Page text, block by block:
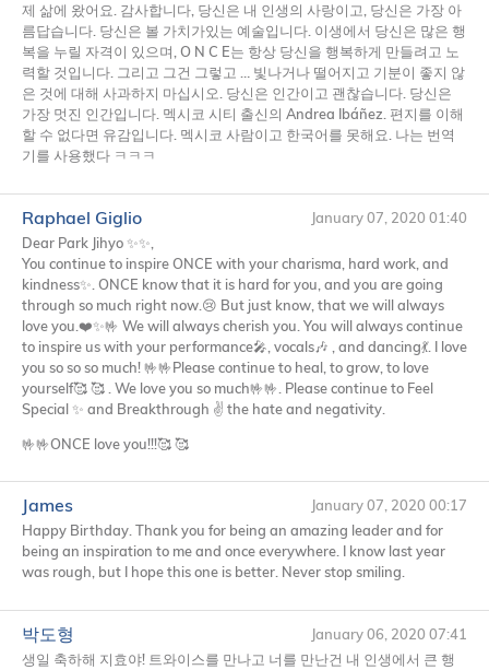
제 삶에 왔어요. 감사합니다, 당신은 내 인생의 사랑이고, 당신은 가장 아
름답습니다. 당신은 볼 가치가있는 예술입니다. 이생에서 당신은 많은 행
복을 누릴 자격이 있으며, O N C E는 항상 당신을 행복하게 만들려고 노
력할 것입니다. 그리고 그건 그렇고 … 빛나거나 떨어지고 기분이 좋지 않
은 것에 대해 사과하지 마십시오. 당신은 인간이고 괜찮습니다. 당신은
가장 멋진 인간입니다. 멕시코 시티 출신의 Andrea Ibáñez. 편지를 이해
할 수 없다면 유감입니다. 멕시코 사람이고 한국어를 못해요. 나는 번역
기를 사용했다 ㅋㅋㅋ
Raphael Giglio
January 07, 2020 01:40
Dear Park Jihyo ✨✨,
You continue to inspireONCE with your charisma, hard work, and
kindness✨. ONCE know that it is hard for you, and you are going
through so much right now.😢 But just know, that we will always
love you.❤️✨🤟 We will always cherish you. You will always continue
to inspire us with your performance🎤, vocals🎶 , and dancing💃. I love
you so so so much! 🤟🤟Please continue to heal, to grow, to love
yourself🥰 🥰 . We love you so much🤟🤟. Please continue to Feel
Special ✨ and Breakthrough ✌️ the hate and negativity.
🤟🤟ONCE love you!!!🥰 🥰
James
January 07, 2020 00:17
Happy Birthday. Thank you for being an amazing leader and for
being an inspiration to me and once everywhere. I know last year
was rough, but I hope this one is better. Never stop smiling.
박도형
January 06, 2020 07:41
생일 축하해 지효야! 트와이스를 만나고 너를 만난건 내 인생에서 큰 행